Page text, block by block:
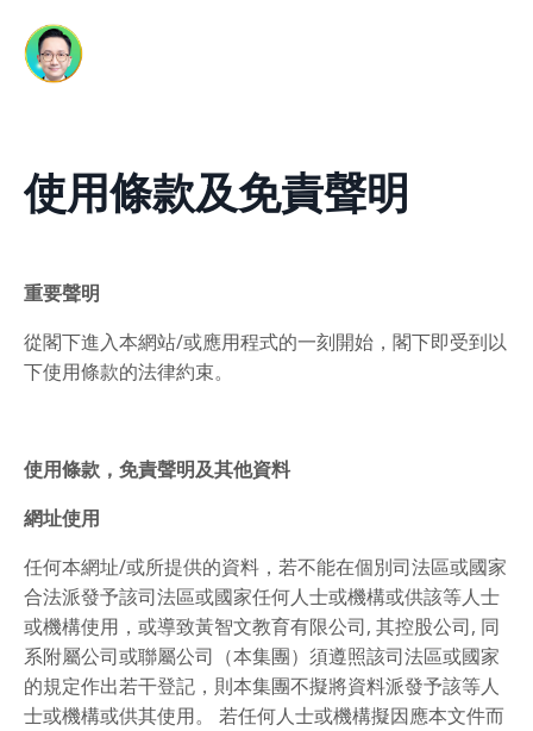
使用條款及免責聲明
重要聲明
從閣下進入本網站/或應用程式的一刻開始，閣下即受到以
下使用條款的法律約束。
使用條款， 免責聲明及其他資料
網址使用
任何本網址/或所提供的資料，若不能在個別司法區或國家
合法派發予該司法區或國家任何人士或機構或供該等人士
或機構使用，或導致黃智文教育有限公司, 其控股公司, 同
系附屬公司或聯屬公司（本集團）須遵照該司法區或國家
的規定作出若干登記，則本集團不擬將資料派發予該等人
士或機構或供其使用。 若任何人士或機構擬因應本文件而